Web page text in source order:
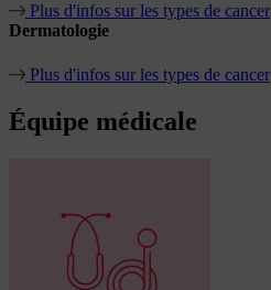
Plus d'infos sur les types de cancer
Dermatologie
Plus d'infos sur les types de cancer
Équipe médicale